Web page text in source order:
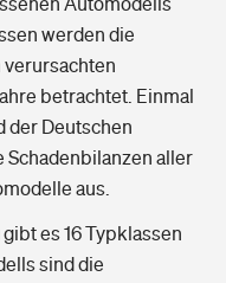
werden die
verursachten
betrachtet. Einmal
der Deutschen
Schadenbilanzen aller
aus.
es 16 Typklassen
sind die